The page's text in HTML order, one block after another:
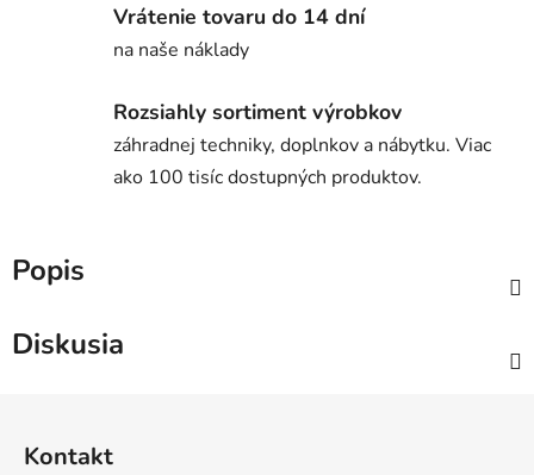
Vrátenie tovaru do 14 dní
na naše náklady
Rozsiahly sortiment výrobkov
záhradnej techniky, doplnkov a nábytku. Viac
ako 100 tisíc dostupných produktov.
Popis
Diskusia
Kontakt